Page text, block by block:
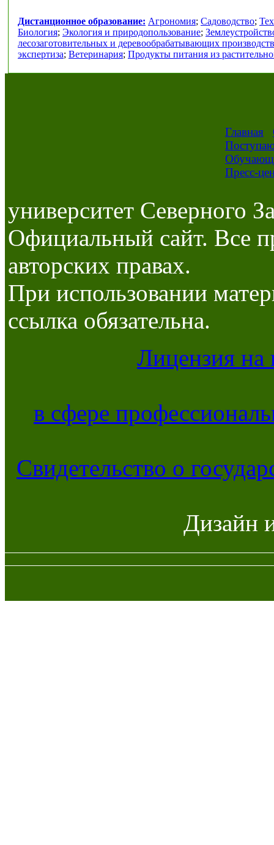
Дистанционное образование: Агрономия; Садоводство;
Биология; Экология и природопользование;
лесозаготовительных и деревообрабатывающих производств
экспертиза; Ветеринария; Продукты питания из
Главная
Пресс-
университет Северного
Официальный сайт. Все
авторских правах.
При использовании
ссылка обязательна.
Лицензия на
в сфере
Свидетельство о
Дизайн